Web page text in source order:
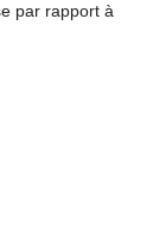
par rapport à